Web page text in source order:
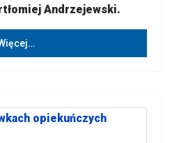
Andrzejewski.